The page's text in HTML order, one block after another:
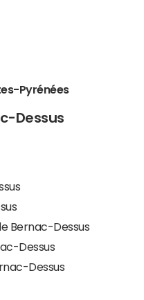
Pyrénées
Dessus
Bernac-Dessus
Dessus
Dessus